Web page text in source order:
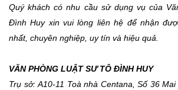
Quý khách có nhu cầu sử dụng vụ của
Đình Huy xin vui lòng liên hệ để nhận
nhất, chuyên nghiệp, uy tín và hiệu quả.
VĂN PHÒNG LUẬT SƯ TÔ ĐÌNH HUY
Trụ sở: A10-11 Toà nhà Centana, Số 36